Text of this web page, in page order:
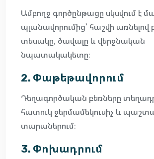
Ամբողջ գործընթացը սկսվում է
պլանավորումից՝ հաշվի առնելով
տեսակը, ծավալը և վերջնական
նպատակակետը։
2. Փաթեթավորում
Դեղագործական բեռները
հատուկ ջերմամեկուսիչ և
տարաներում։
3. Փոխադրում